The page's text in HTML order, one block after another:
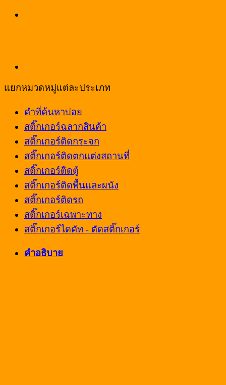
แยกหมวดหมู่แต่ละประเภท
คำที่ค้นหาบ่อย
สติ๊กเกอร์ฉลากสินค้า
สติ๊กเกอร์ติดกระจก
สติ๊กเกอร์ติดตกแต่งสถานที่
สติ๊กเกอร์ติดตู้
สติ๊กเกอร์ติดพื้นและผนัง
สติ๊กเกอร์ติดรถ
สติ๊กเกอร์เฉพาะทาง
สติ๊กเกอร์ไดคัท - ตัดสติ๊กเกอร์
คำอธิบาย